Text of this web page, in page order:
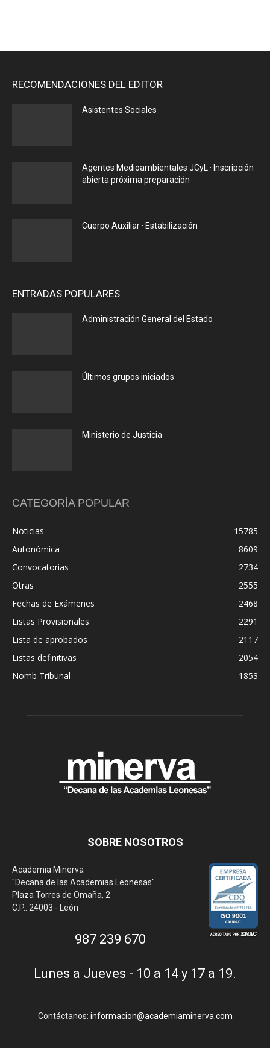
RECOMENDACIONES DEL EDITOR
Asistentes Sociales
Agentes Medioambientales JCyL · Inscripción
abierta próxima preparación
Cuerpo Auxiliar · Estabilización
ENTRADAS POPULARES
Administración General del Estado
Últimos grupos iniciados
Ministerio de Justicia
CATEGORÍA POPULAR
Noticias
15785
Autonómica
8609
Convocatorias
2734
Otras
2555
Fechas de Exámenes
2468
Listas Provisionales
2291
Lista de aprobados
2117
Listas definitivas
2054
Nomb Tribunal
1853
SOBRE NOSOTROS
Academia Minerva
"Decana de las Academias Leonesas"
Plaza Torres de Omaña, 2
C.P.: 24003 - León
987 239 670
Lunes a Jueves - 10 a 14 y 17 a 19.
Contáctanos: informacion@academiaminerva.com